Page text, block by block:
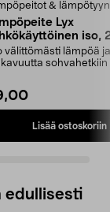
&
Lyx
iso,
cm
välittömästi lämpöä ja
sohvahetkiin
Lisää ostoskoriin
edullisesti